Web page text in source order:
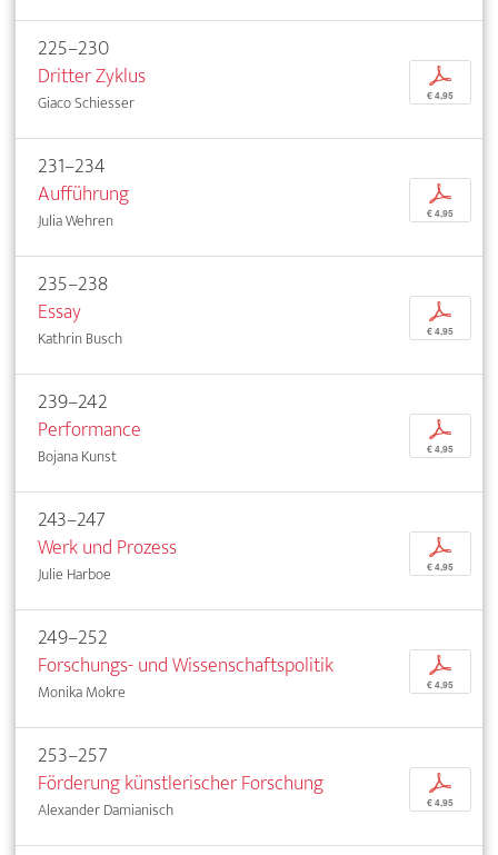
225–230
Dritter Zyklus
Giaco Schiesser
p
€ 4,95
231–234
Aufführung
Julia Wehren
p
€ 4,95
235–238
Essay
Kathrin Busch
p
€ 4,95
239–242
Performance
Bojana Kunst
p
€ 4,95
243–247
Werk und Prozess
Julie Harboe
p
€ 4,95
249–252
Forschungs- und Wissenschaftspolitik
Monika Mokre
p
€ 4,95
253–257
Förderung künstlerischer Forschung
Alexander Damianisch
p
€ 4,95